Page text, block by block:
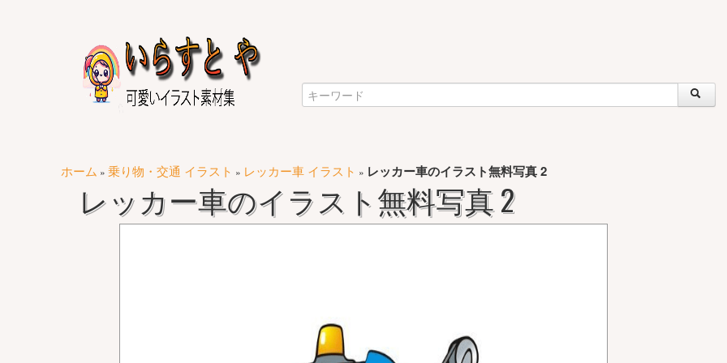
ホーム » 乗り物・交通 イラスト » レッカー車 イラスト » レッカー車のイラスト無料写真 2
レッカー車のイラスト無料写真 2